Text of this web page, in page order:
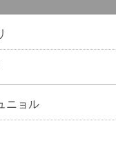
ニョル